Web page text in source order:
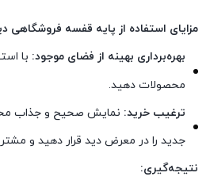
مزایای استفاده از پایه قفسه فروشگاهی
بهره‌برداری بهینه از فضای موجود: با
محصولات دهید.
ترغیب خرید: نمایش صحیح و جذاب
جدید را در معرض دید قرار دهید و
نتیجه‌گیری: